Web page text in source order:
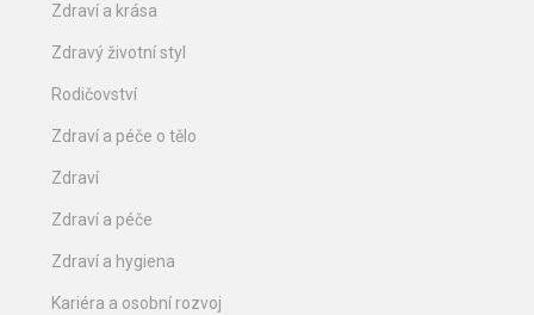
Zdraví a krása
Zdravý životní styl
Rodičovství
Zdraví a péče o tělo
Zdraví
Zdraví a péče
Zdraví a hygiena
Kariéra a osobní rozvoj